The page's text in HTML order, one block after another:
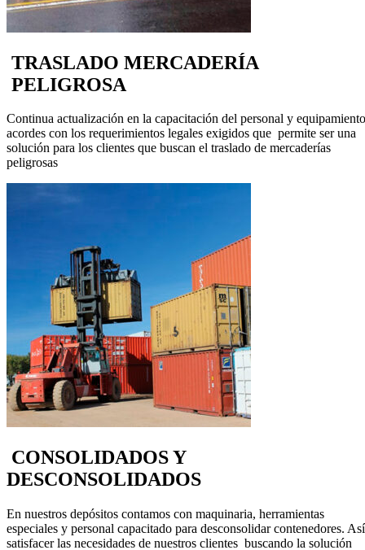
TRASLADO MERCADERÍA
PELIGROSA
Continua actualización en la capacitación del personal y
acordes con los requerimientos legales exigidos que permite ser una
solución para los clientes que buscan el traslado de mercaderías
peligrosas
CONSOLIDADOS Y
DESCONSOLIDADOS
En nuestros depósitos contamos con maquinaria, herramientas
especiales y personal capacitado para desconsolidar contenedores. Así
satisfacer las necesidades de nuestros clientes buscando la solución